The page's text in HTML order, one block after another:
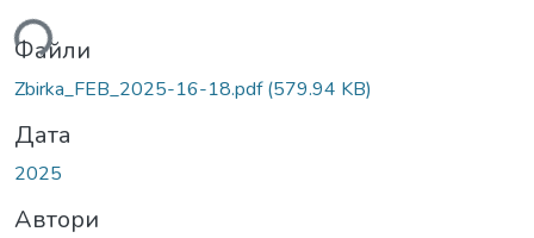
Файли
Zbirka_FEB_2025-16-18.pdf(579.94 KB)
Дата
2025
Автори